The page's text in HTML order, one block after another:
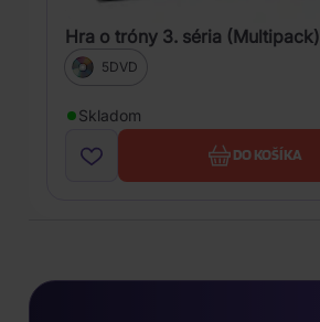
Hra o tróny 3. séria (Multipack)
5DVD
Skladom
DO KOŠÍKA